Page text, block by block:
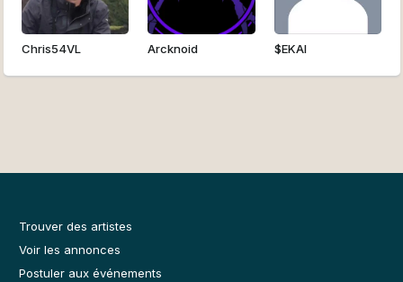
Chris54VL Arcknoid $EKAI
Trouver des artistes
Voir les annonces
Postuler aux événements